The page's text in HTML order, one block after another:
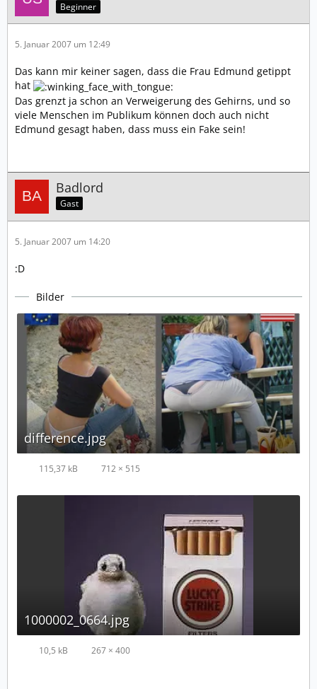
Beginner
5. Januar 2007 um 12:49
Das kann mir keiner sagen, dass die Frau Edmund getippt
hat
Das grenzt ja schon an Verweigerung des Gehirns, und so
viele Menschen im Publikum können doch auch nicht
Edmund gesagt haben, dass muss ein Fake sein!
Badlord
Gast
5. Januar 2007 um 14:20
:D
Bilder
difference.jpg
115,37 kB 712 × 515
1000002_0664.jpg
10,5 kB 267 × 400